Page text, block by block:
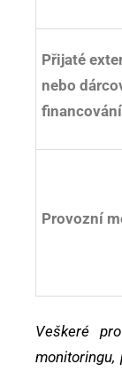
Přijaté
nebo
financování
Provozní
Veškeré
monitoringu,